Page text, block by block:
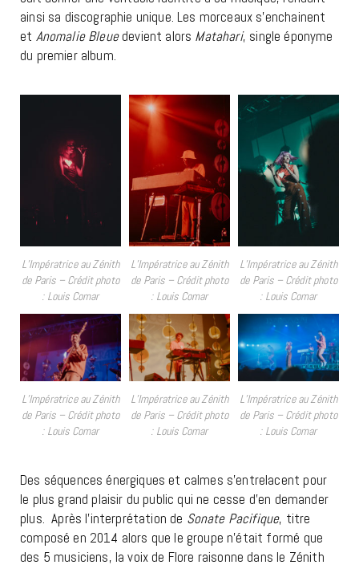
ainsi sa discographie unique. Les morceaux s’enchainent
et Anomalie Bleuedevient alors Matahari, single éponyme
du premier album.
L’Impératrice au Zénith
de Paris – Crédit photo
: Louis Comar
L’Impératrice au Zénith
de Paris – Crédit photo
: Louis Comar
L’Impératrice au Zénith
de Paris – Crédit photo
: Louis Comar
L’Impératrice au Zénith
de Paris – Crédit photo
: Louis Comar
L’Impératrice au Zénith
de Paris – Crédit photo
: Louis Comar
L’Impératrice au Zénith
de Paris – Crédit photo
: Louis Comar
Des séquences énergiques et calmes s’entrelacent pour
le plus grand plaisir du public qui ne cesse d’en demander
plus. Après l’interprétation de Sonate Pacifique, titre
composé en 2014 alors que le groupe n’était formé que
des 5 musiciens, la voix de Flore raisonne dans le Zénith